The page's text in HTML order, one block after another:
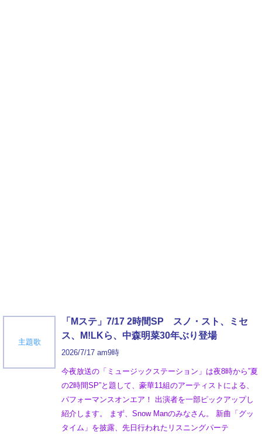
主題歌
「Mステ」7/17 2時間SP スノ・スト、ミセ
ス、M!LKら、中森明菜30年ぶり登場
2026/7/17 am9時
今夜放送の「ミュージックステーション」は夜8時から”夏
の2時間SP”と題して、豪華11組のアーティストによる、
パフォーマンスオンエア！ 出演者を一部ピックアップし
紹介します。 まず、Snow Manのみなさん。 新曲「グッ
タイム」を披露、先日行われたリスニングパーテ